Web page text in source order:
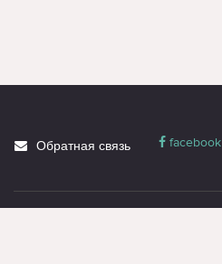
Обратная связь facebook